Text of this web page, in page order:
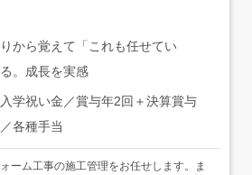
から覚えて「これも任せてい
。成長を実感
学祝い金／賞与年2回＋決算賞与
各種手当
ーム工事の施工管理をお任せします。ま